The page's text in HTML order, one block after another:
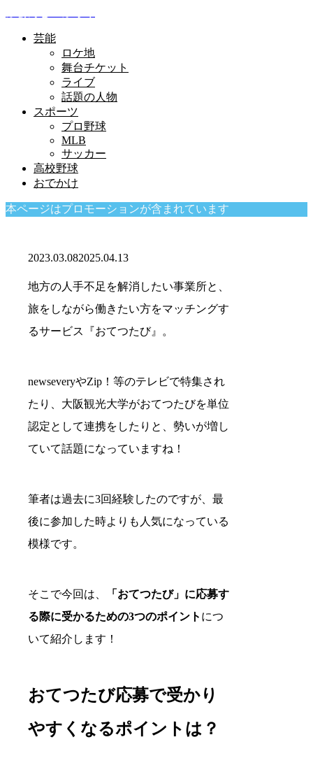
芸能
ロケ地
舞台チケット
ライブ
話題の人物
スポーツ
プロ野球
MLB
サッカー
高校野球
おでかけ
本ページはプロモーションが含まれています
2023.03.082025.04.13
地方の人手不足を解消したい事業所と、
旅をしながら働きたい方をマッチングす
るサービス『おてつたび』。
newseveryやZip！等のテレビで特集され
たり、大阪観光大学がおてつたびを単位
認定として連携をしたりと、勢いが増し
ていて話題になっていますね！
筆者は過去に3回経験したのですが、最
後に参加した時よりも人気になっている
模様です。
そこで今回は、
「おてつたび」に応募す
る際に受かるための3つのポイント につ
いて紹介します！
おてつたび応募で受かり
やすくなるポイントは？